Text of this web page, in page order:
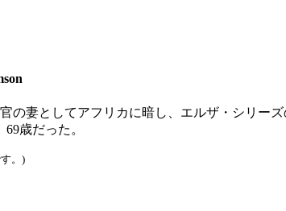
の妻としてアフリカに暗し、エルザ・シリー
歳だった。
。)